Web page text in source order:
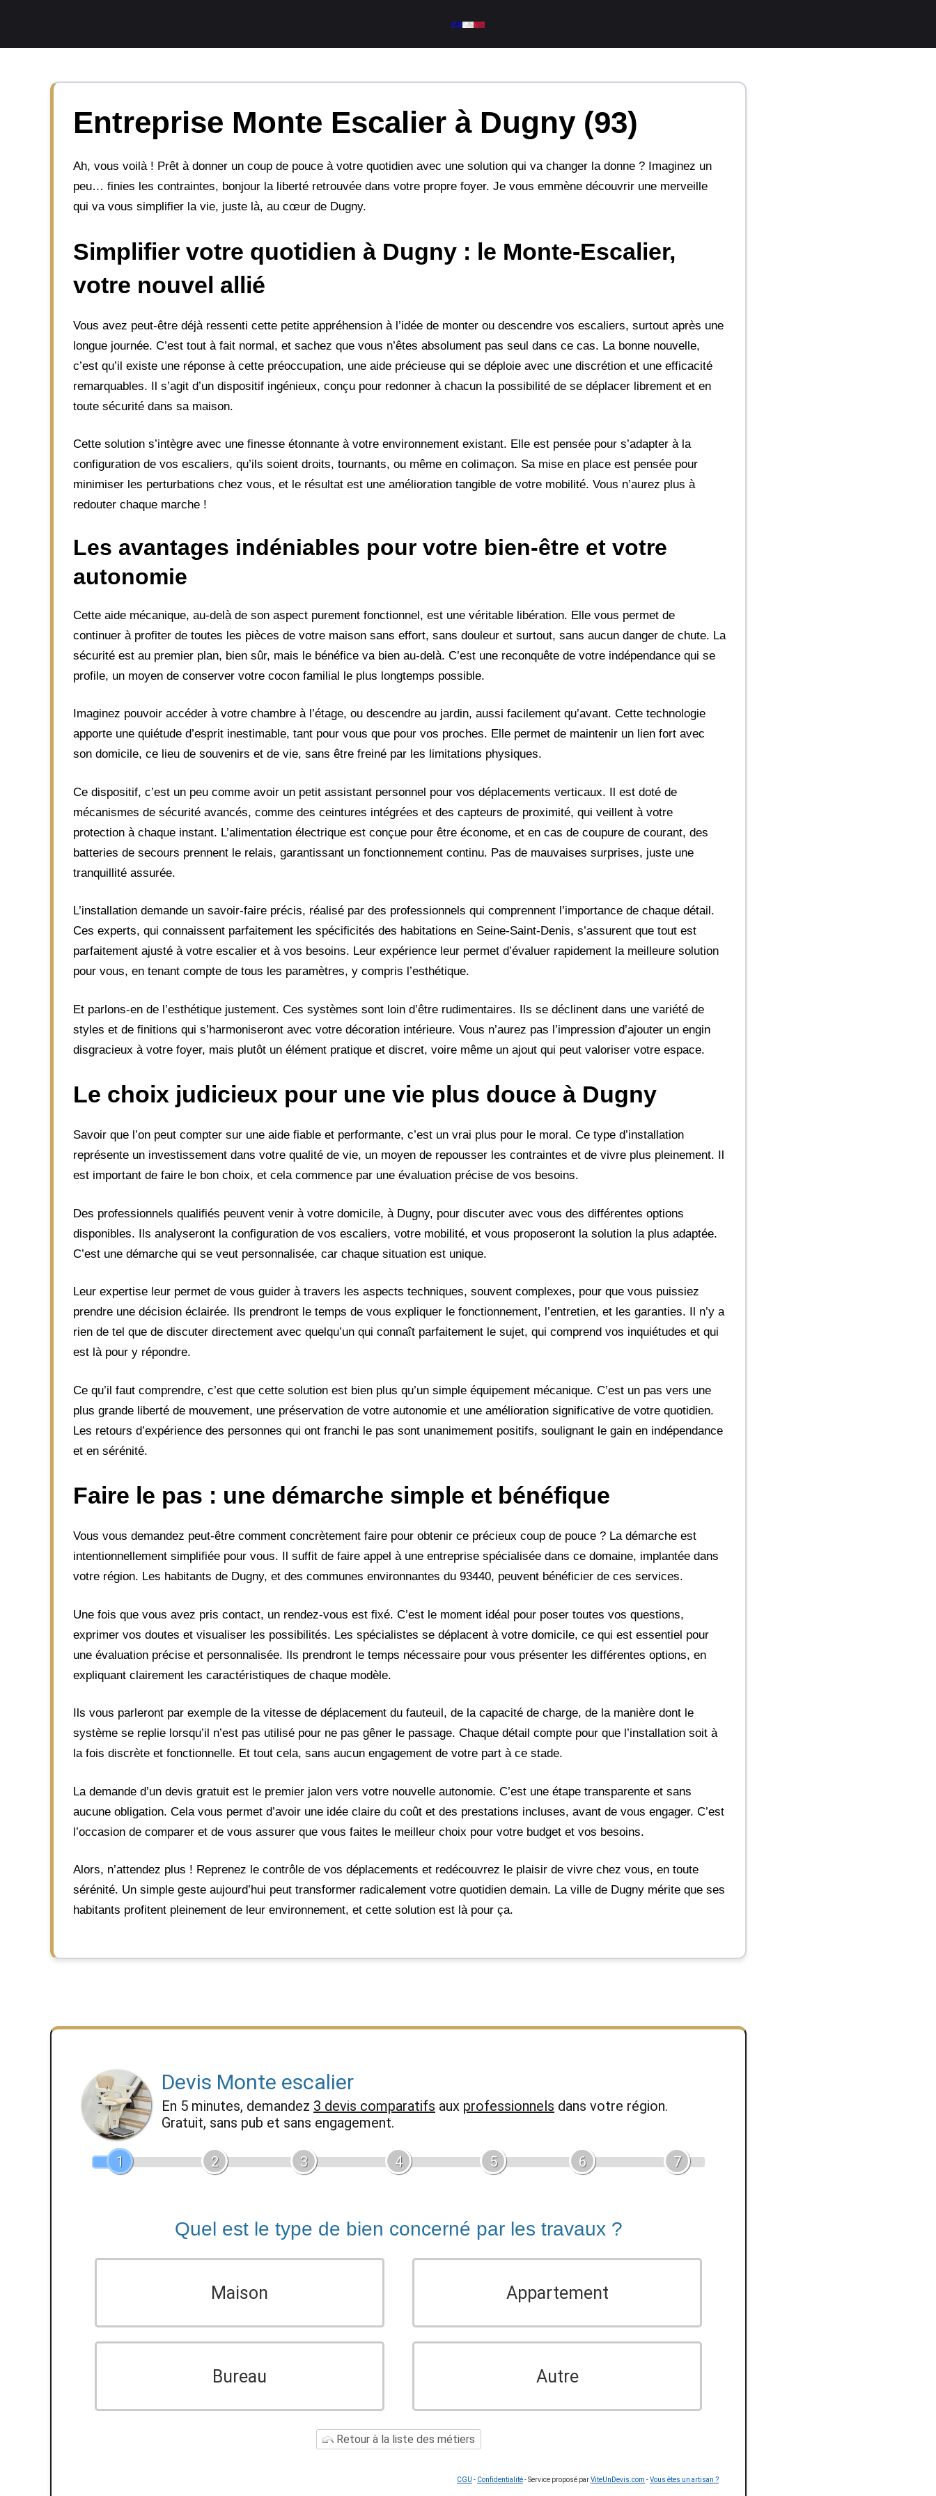
contenu
Entreprise Monte Escalier à Dugny (93)
Ah, vous voilà ! Prêt à donner un coup de pouce à votre quotidien avec une solution qui va changer la donne ? Imaginez un
peu… finies les contraintes, bonjour la liberté retrouvée dans votre propre foyer. Je vous emmène découvrir une merveille
qui va vous simplifier la vie, juste là, au cœur de Dugny.
Simplifier votre quotidien à Dugny : le Monte-Escalier,
votre nouvel allié
Vous avez peut-être déjà ressenti cette petite appréhension à l’idée de monter ou descendre vos escaliers, surtout après une
longue journée. C’est tout à fait normal, et sachez que vous n’êtes absolument pas seul dans ce cas. La bonne nouvelle,
c’est qu’il existe une réponse à cette préoccupation, une aide précieuse qui se déploie avec une discrétion et une efficacité
remarquables. Il s’agit d’un dispositif ingénieux, conçu pour redonner à chacun la possibilité de se déplacer librement et en
toute sécurité dans sa maison.
Cette solution s’intègre avec une finesse étonnante à votre environnement existant. Elle est pensée pour s’adapter à la
configuration de vos escaliers, qu’ils soient droits, tournants, ou même en colimaçon. Sa mise en place est pensée pour
minimiser les perturbations chez vous, et le résultat est une amélioration tangible de votre mobilité. Vous n’aurez plus à
redouter chaque marche !
Les avantages indéniables pour votre bien-être et votre
autonomie
Cette aide mécanique, au-delà de son aspect purement fonctionnel, est une véritable libération. Elle vous permet de
continuer à profiter de toutes les pièces de votre maison sans effort, sans douleur et surtout, sans aucun danger de chute. La
sécurité est au premier plan, bien sûr, mais le bénéfice va bien au-delà. C’est une reconquête de votre indépendance qui se
profile, un moyen de conserver votre cocon familial le plus longtemps possible.
Imaginez pouvoir accéder à votre chambre à l’étage, ou descendre au jardin, aussi facilement qu’avant. Cette technologie
apporte une quiétude d’esprit inestimable, tant pour vous que pour vos proches. Elle permet de maintenir un lien fort avec
son domicile, ce lieu de souvenirs et de vie, sans être freiné par les limitations physiques.
Ce dispositif, c’est un peu comme avoir un petit assistant personnel pour vos déplacements verticaux. Il est doté de
mécanismes de sécurité avancés, comme des ceintures intégrées et des capteurs de proximité, qui veillent à votre
protection à chaque instant. L’alimentation électrique est conçue pour être économe, et en cas de coupure de courant, des
batteries de secours prennent le relais, garantissant un fonctionnement continu. Pas de mauvaises surprises, juste une
tranquillité assurée.
L’installation demande un savoir-faire précis, réalisé par des professionnels qui comprennent l’importance de chaque détail.
Ces experts, qui connaissent parfaitement les spécificités des habitations en Seine-Saint-Denis, s’assurent que tout est
parfaitement ajusté à votre escalier et à vos besoins. Leur expérience leur permet d’évaluer rapidement la meilleure solution
pour vous, en tenant compte de tous les paramètres, y compris l’esthétique.
Et parlons-en de l’esthétique justement. Ces systèmes sont loin d’être rudimentaires. Ils se déclinent dans une variété de
styles et de finitions qui s’harmoniseront avec votre décoration intérieure. Vous n’aurez pas l’impression d’ajouter un engin
disgracieux à votre foyer, mais plutôt un élément pratique et discret, voire même un ajout qui peut valoriser votre espace.
Le choix judicieux pour une vie plus douce à Dugny
Savoir que l’on peut compter sur une aide fiable et performante, c’est un vrai plus pour le moral. Ce type d’installation
représente un investissement dans votre qualité de vie, un moyen de repousser les contraintes et de vivre plus pleinement. Il
est important de faire le bon choix, et cela commence par une évaluation précise de vos besoins.
Des professionnels qualifiés peuvent venir à votre domicile, à Dugny, pour discuter avec vous des différentes options
disponibles. Ils analyseront la configuration de vos escaliers, votre mobilité, et vous proposeront la solution la plus adaptée.
C’est une démarche qui se veut personnalisée, car chaque situation est unique.
Leur expertise leur permet de vous guider à travers les aspects techniques, souvent complexes, pour que vous puissiez
prendre une décision éclairée. Ils prendront le temps de vous expliquer le fonctionnement, l’entretien, et les garanties. Il n’y a
rien de tel que de discuter directement avec quelqu’un qui connaît parfaitement le sujet, qui comprend vos inquiétudes et qui
est là pour y répondre.
Ce qu’il faut comprendre, c’est que cette solution est bien plus qu’un simple équipement mécanique. C’est un pas vers une
plus grande liberté de mouvement, une préservation de votre autonomie et une amélioration significative de votre quotidien.
Les retours d’expérience des personnes qui ont franchi le pas sont unanimement positifs, soulignant le gain en indépendance
et en sérénité.
Faire le pas : une démarche simple et bénéfique
Vous vous demandez peut-être comment concrètement faire pour obtenir ce précieux coup de pouce ? La démarche est
intentionnellement simplifiée pour vous. Il suffit de faire appel à une entreprise spécialisée dans ce domaine, implantée dans
votre région. Les habitants de Dugny, et des communes environnantes du 93440, peuvent bénéficier de ces services.
Une fois que vous avez pris contact, un rendez-vous est fixé. C’est le moment idéal pour poser toutes vos questions,
exprimer vos doutes et visualiser les possibilités. Les spécialistes se déplacent à votre domicile, ce qui est essentiel pour
une évaluation précise et personnalisée. Ils prendront le temps nécessaire pour vous présenter les différentes options, en
expliquant clairement les caractéristiques de chaque modèle.
Ils vous parleront par exemple de la vitesse de déplacement du fauteuil, de la capacité de charge, de la manière dont le
système se replie lorsqu’il n’est pas utilisé pour ne pas gêner le passage. Chaque détail compte pour que l’installation soit à
la fois discrète et fonctionnelle. Et tout cela, sans aucun engagement de votre part à ce stade.
La demande d’un devis gratuit est le premier jalon vers votre nouvelle autonomie. C’est une étape transparente et sans
aucune obligation. Cela vous permet d’avoir une idée claire du coût et des prestations incluses, avant de vous engager. C’est
l’occasion de comparer et de vous assurer que vous faites le meilleur choix pour votre budget et vos besoins.
Alors, n’attendez plus ! Reprenez le contrôle de vos déplacements et redécouvrez le plaisir de vivre chez vous, en toute
sérénité. Un simple geste aujourd’hui peut transformer radicalement votre quotidien demain. La ville de Dugny mérite que ses
habitants profitent pleinement de leur environnement, et cette solution est là pour ça.
Devis Monte escalier
En 5 minutes, demandez 3 devis comparatifs aux professionnels dans votre région.
Gratuit, sans pub et sans engagement.
1 2 3 4 5 6 7
Quel est le type de bien concerné par les travaux ?
Maison Appartement
Bureau Autre
Retour à la liste des métiers
CGU - Confidentialité- Service proposé parViteUnDevis.com -Vous êtes un artisan ?